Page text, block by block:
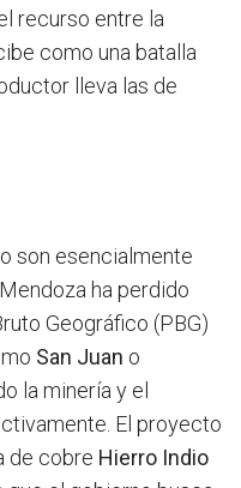
recurso entre la
como una batalla
lleva las de
son esencialmente
ha perdido
Geográfico (PBG)
San Juan o
la minería y el
El proyecto
de cobre Hierro Indio